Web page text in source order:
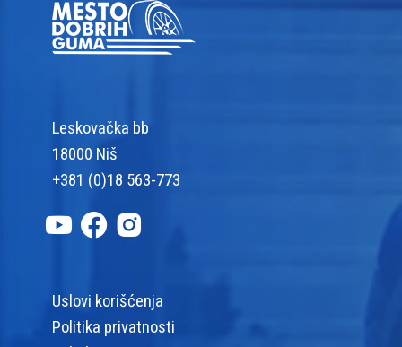
Leskovačka bb
18000 Niš
+381 (0)18 563-773
Uslovi korišćenja
Politika privatnosti